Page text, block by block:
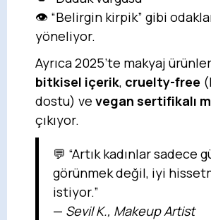
👁️ “Belirgin kirpik” gibi
yöneliyor.
Ayrıca 2025’te makyaj
bitkisel içerik, cruelty-free
dostu) ve vegan sertifikalı
çıkıyor.
💬 “Artık kadınlar sadece
görünmek değil, iyi
istiyor.”
— Sevil K., Makeup Artist